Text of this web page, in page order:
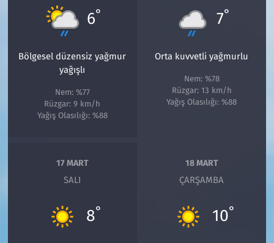
6°
Bölgesel düzensiz yağmur
yağışlı
Nem: %77
Rüzgar: 9 km/h
Yağış Olasılığı: %88
7°
Orta kuvvetli yağmurlu
Nem: %78
Rüzgar: 13 km/h
Yağış Olasılığı: %88
17 MART
SALI
8°
18 MART
ÇARŞAMBA
10°